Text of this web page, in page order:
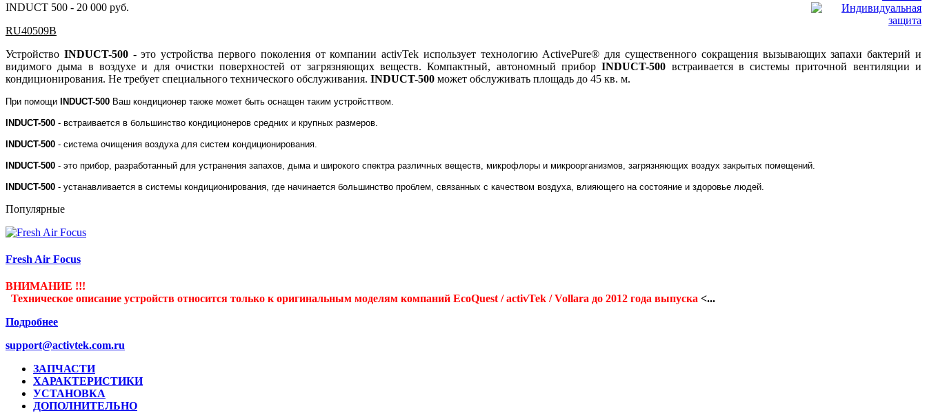
INDUCT 500 - 20 000 руб.
RU40509B
Устройство INDUCT-500- это устройства первого поколения от компании activTek использует технологию ActivePure® для существенного сокращения вызывающих запахи бактерий и
видимого дыма в воздухе и для очистки поверхностей от загрязняющих веществ. Компактный, автономный приборINDUCT-500 встраивается в системы приточной вентиляции и
кондиционирования. Не требует специального технического обслуживания. INDUCT-500 может обслуживать площадь до 45 кв. м.
При помощи INDUCT-500 Ваш кондиционер также может быть оснащен таким устройсттвом.
INDUCT-500 - встраивается в большинство кондиционеров средних и крупных размеров.
INDUCT-500 - система очищения воздуха для систем кондиционирования.
INDUCT-500 - это прибор, разработанный для устранения запахов, дыма и широкого спектра различных веществ, микрофлоры и микроорганизмов, загрязняющих воздух закрытых помещений.
INDUCT-500 - устанавливается в системы кондиционирования, где начинается большинство проблем, связанных с качеством воздуха, влияющего на состояние и здоровье людей.
Популярные
Fresh Air Focus
ВНИМАНИЕ !!!
Техническое описание устройств относится только к оригинальным моделям компаний EcoQuest / activTek / Vollara до 2012 года выпуска <...
Подробнее
support@activtek.com.ru
ЗАПЧАСТИ
ХАРАКТЕРИСТИКИ
УСТАНОВКА
ДОПОЛНИТЕЛЬНО